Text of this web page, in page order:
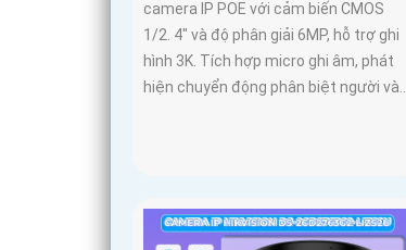
camera IP POE với cảm biến CMOS
1/2. 4" và độ phân giải 6MP, hỗ trợ ghi
hình 3K. Tích hợp micro ghi âm, phát
hiện chuyển động phân biệt người và...